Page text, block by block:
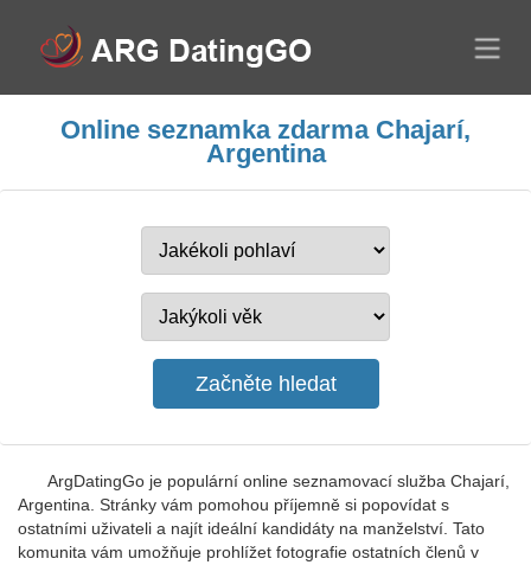
Online seznamka zdarma Chajarí,
Argentina
ArgDatingGo je populární online seznamovací služba Chajarí,
Argentina. Stránky vám pomohou příjemně si popovídat s
ostatními uživateli a najít ideální kandidáty na manželství. Tato
komunita vám umožňuje prohlížet fotografie ostatních členů v